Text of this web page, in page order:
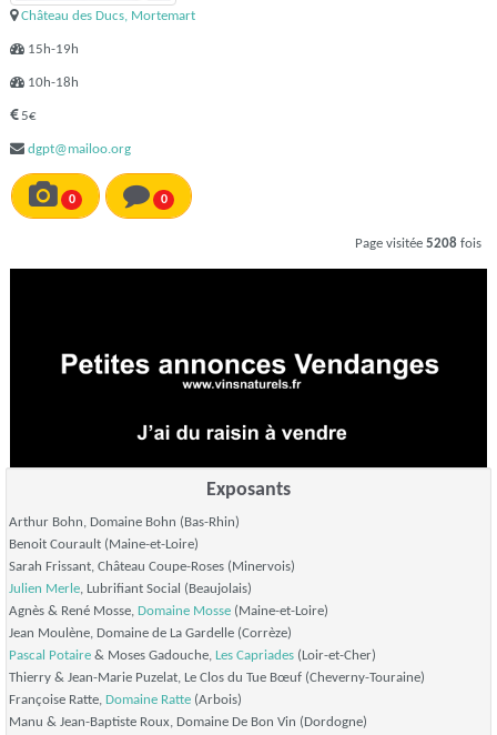
Château des Ducs, Mortemart
15h-19h
10h-18h
5€
dgpt@mailoo.org
0 0
Page visitée 5208 fois
Exposants
Arthur Bohn, Domaine Bohn (Bas-Rhin)
Benoit Courault (Maine-et-Loire)
Sarah Frissant, Château Coupe-Roses (Minervois)
Julien Merle, Lubrifiant Social (Beaujolais)
Agnès & René Mosse, Domaine Mosse (Maine-et-Loire)
Jean Moulène, Domaine de La Gardelle (Corrèze)
Pascal Potaire & Moses Gadouche, Les Capriades (Loir-et-Cher)
Thierry & Jean-Marie Puzelat, Le Clos du Tue Bœuf (Cheverny-Touraine)
Françoise Ratte, Domaine Ratte (Arbois)
Manu & Jean-Baptiste Roux, Domaine De Bon Vin (Dordogne)